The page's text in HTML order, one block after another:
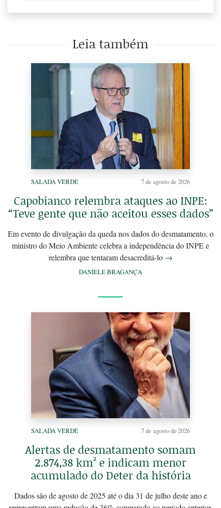
Leia também
SALADA VERDE 7 de agosto de 2026
Capobianco relembra ataques ao INPE:
“Teve gente que não aceitou esses dados”
Em evento de divulgação da queda nos dados do desmatamento, o
ministro do Meio Ambiente celebra a independência do INPE e
relembra que tentaram desacreditá-lo →
DANIELE BRAGANÇA
SALADA VERDE 7 de agosto de 2026
Alertas de desmatamento somam
2.874,38 km² e indicam menor
acumulado do Deter da história
Dados são de agosto de 2025 até o dia 31 de julho deste ano e